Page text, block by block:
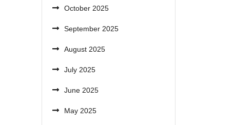
October 2025
September 2025
August 2025
July 2025
June 2025
May 2025